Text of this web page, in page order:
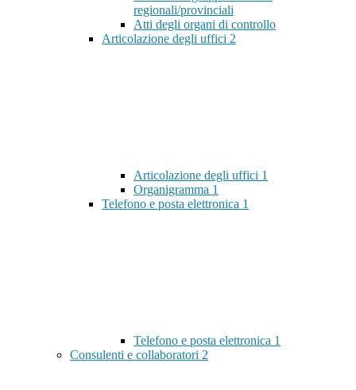
regionali/provinciali
Atti degli organi di controllo
Articolazione degli uffici 2
Articolazione degli uffici 1
Organigramma 1
Telefono e posta elettronica 1
Telefono e posta elettronica 1
Consulenti e collaboratori 2